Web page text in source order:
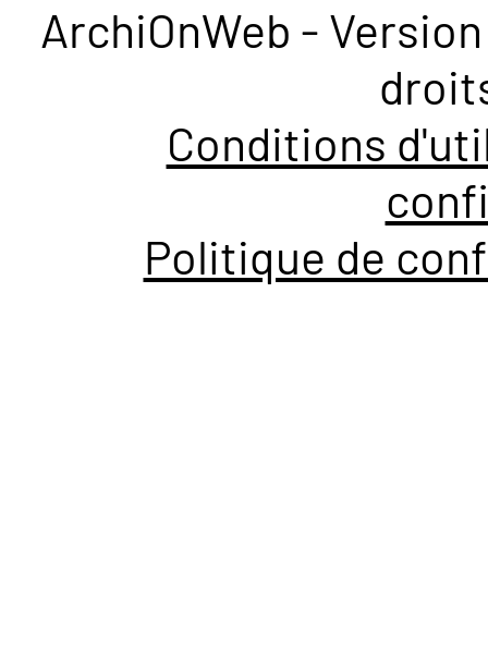
ArchiOnWeb -
Conditions
Politique de